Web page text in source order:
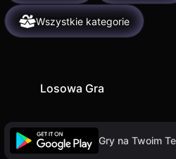
Wszystkie kategorie
Losowa Gra
Gry na Twoim